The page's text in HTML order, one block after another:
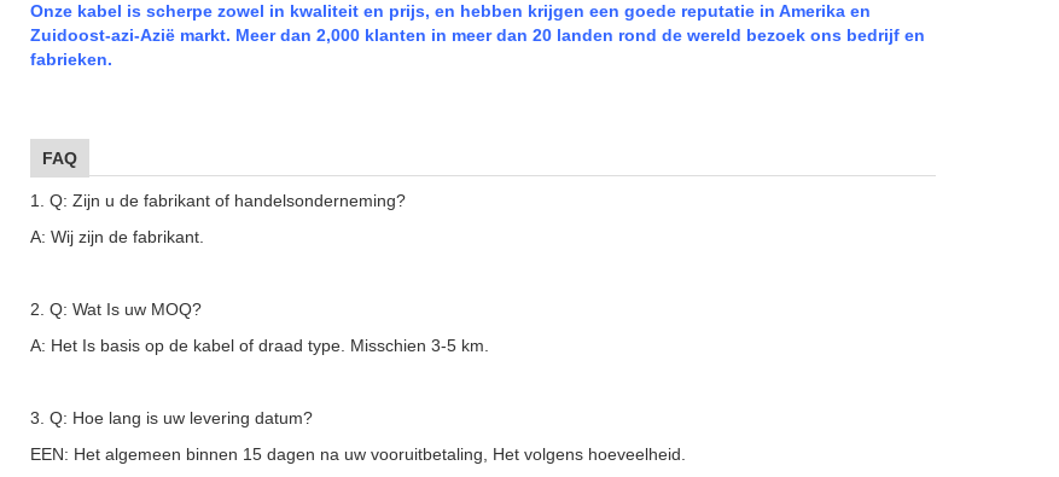
Onze kabel is scherpe zowel in kwaliteit en prijs, en hebben krijgen een goede reputatie in Amerika en
Zuidoost-azi-Azië markt. Meer dan 2,000 klanten in meer dan 20 landen rond de wereld bezoek ons bedrijf en
fabrieken.
FAQ
1. Q: Zijn u de fabrikant of handelsonderneming?
A: Wij zijn de fabrikant.
2. Q: Wat Is uw MOQ?
A: Het Is basis op de kabel of draad type. Misschien 3-5 km.
3. Q: Hoe lang is uw levering datum?
EEN: Het algemeen binnen 15 dagen na uw vooruitbetaling, Het volgens hoeveelheid.